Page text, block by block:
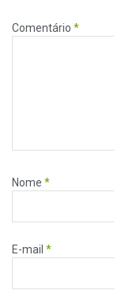
Comentário *
Nome *
E-mail *